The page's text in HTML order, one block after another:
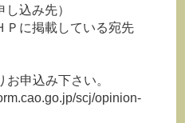
し込み先）
に掲載している宛先
申込み下さい。
scj/opinion-